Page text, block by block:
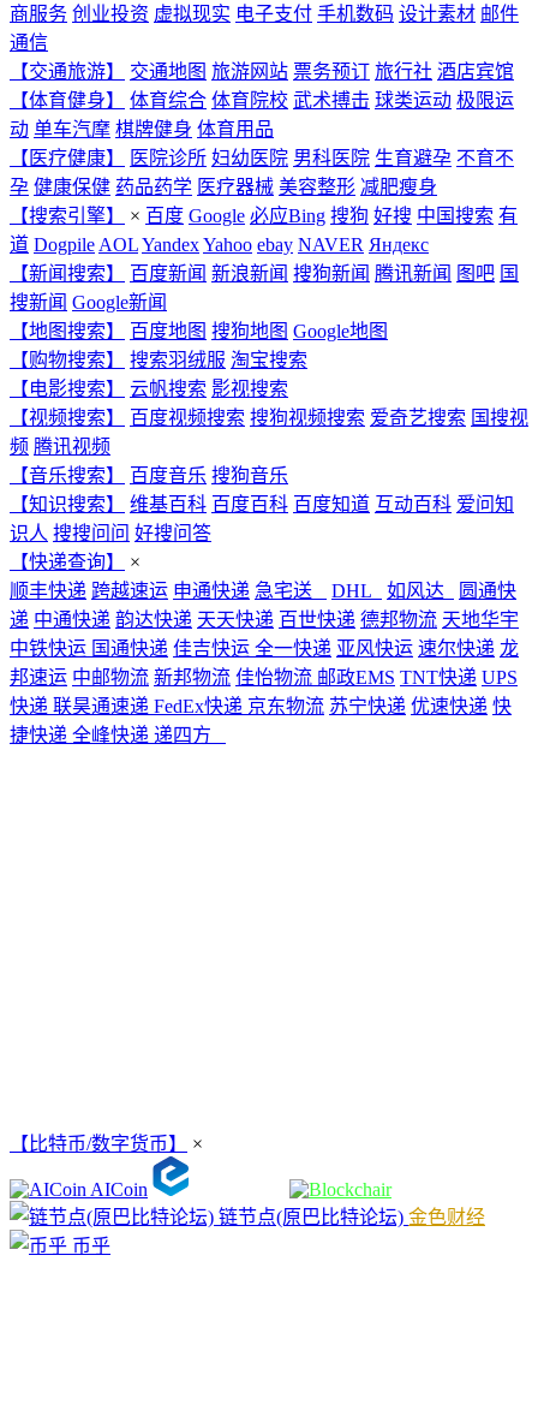
商服务 创业投资 虚拟现实 电子支付 手机数码 设计素材 邮件
通信
【交通旅游】
交通地图 旅游网站 票务预订 旅行社 酒店宾馆
【体育健身】
体育综合 体育院校 武术搏击 球类运动 极限运
动 单车汽摩 棋牌健身 体育用品
【医疗健康】
医院诊所 妇幼医院 男科医院 生育避孕 不育不
孕 健康保健 药品药学 医疗器械 美容整形 减肥瘦身
【搜索引擎】
× 百度 Google 必应Bing 搜狗 好搜 中国搜索 有
道 Dogpile AOLYandexYahoo ebay NAVER Яндекс
【新闻搜索】
百度新闻 新浪新闻 搜狗新闻 腾讯新闻 图吧 国
搜新闻 Google新闻
【地图搜索】
百度地图 搜狗地图 Google地图
【购物搜索】
搜索羽绒服 淘宝搜索
【电影搜索】
云帆搜索 影视搜索
【视频搜索】
百度视频搜索 搜狗视频搜索 爱奇艺搜索 国搜视
频 腾讯视频
【音乐搜索】
百度音乐 搜狗音乐
【知识搜索】
维基百科 百度百科 百度知道 互动百科 爱问知
识人 搜搜问问 好搜问答
【快递查询】
×
顺丰快递 跨越速运 申通快递 急宅送 DHL 如风达
圆通快
递 中通快递 韵达快递 天天快递 百世快递 德邦物流 天地华宇
中铁快运 国通快递 佳吉快运 全一快递 亚风快运 速尔快递 龙
邦速运 中邮物流 新邦物流 佳怡物流 邮政EMS TNT快递 UPS
快递 联昊通速递 FedEx快递 京东物流 苏宁快递 优速快递 快
捷快递 全峰快递 递四方
【比特币/数字货币】 ×
AICoin
链节点(原巴比特论坛) 金色财经
币乎